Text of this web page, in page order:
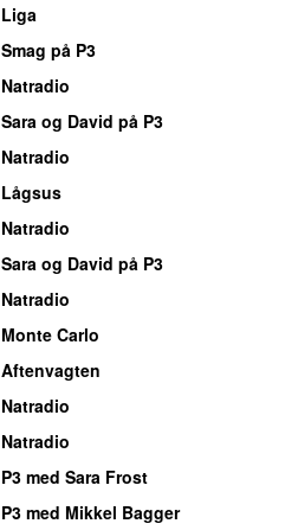
Liga
Smag på P3
Natradio
Sara og David på P3
Natradio
Lågsus
Natradio
Sara og David på P3
Natradio
Monte Carlo
Aftenvagten
Natradio
Natradio
P3 med Sara Frost
P3 med Mikkel Bagger